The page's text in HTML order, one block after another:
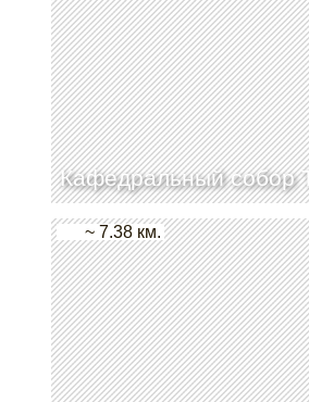
Кафедральный собор
~ 7.38 км.